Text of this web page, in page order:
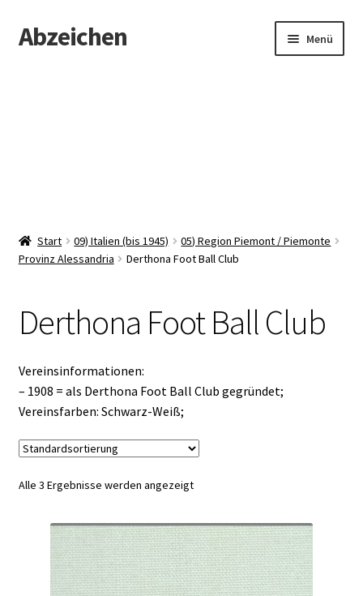
Zur
Navigation
Zum
Inhalt
Abzeichen Menü
Start 09) Italien (bis 1945)
05) Region Piemont / Piemonte
Provinz Alessandria
Derthona Foot Ball Club
Derthona Foot Ball Club
Vereinsinformationen:
– 1908 = als Derthona Foot Ball Club gegründet;
Vereinsfarben: Schwarz-Weiß;
Alle 3 Ergebnisse werden angezeigt